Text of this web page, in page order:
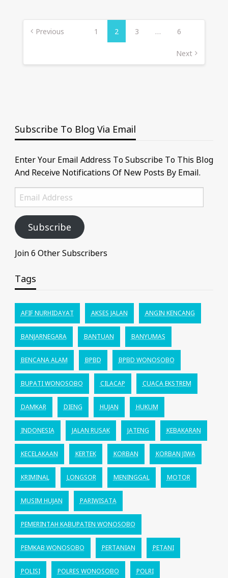
Posts
Pagination
Previous 1 2 3 … 6
Next
Subscribe To Blog Via Email
Enter Your Email Address To Subscribe To This Blog
And Receive Notifications Of New Posts By Email.
Email
Address
Subscribe
Join 6 Other Subscribers
Tags
AFIF NURHIDAYAT AKSES JALAN ANGIN KENCANG
BANJARNEGARA BANTUAN BANYUMAS
BENCANA ALAM BPBD BPBD WONOSOBO
BUPATI WONOSOBO CILACAP CUACA EKSTREM
DAMKAR DIENG HUJAN HUKUM
INDONESIA JALAN RUSAK JATENG KEBAKARAN
KECELAKAAN KERTEK KORBAN KORBAN JIWA
KRIMINAL LONGSOR MENINGGAL MOTOR
MUSIM HUJAN PARIWISATA
PEMERINTAH KABUPATEN WONOSOBO
PEMKAB WONOSOBO PERTANIAN PETANI
POLISI POLRES WONOSOBO POLRI